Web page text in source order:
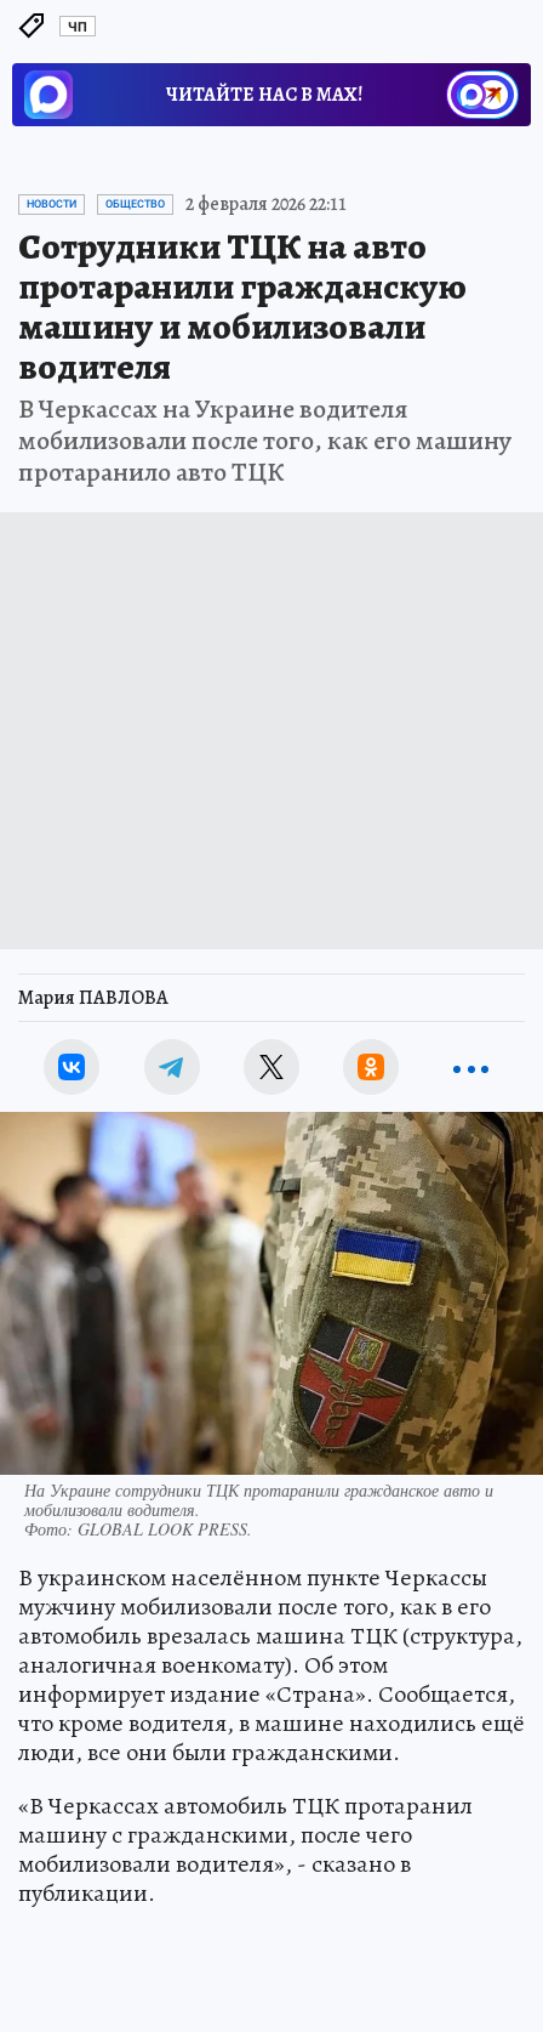
ЧП
ЧИТАЙТЕ НАС В МАХ!
НОВОСТИ ОБЩЕСТВО 2 февраля 2026 22:11
Сотрудники ТЦК на авто
протаранили гражданскую
машину и мобилизовали
водителя
В Черкассах на Украине водителя
мобилизовали после того, как его машину
протаранило авто ТЦК
Мария ПАВЛОВА
На Украине сотрудники ТЦК протаранили гражданское авто и
мобилизовали водителя.
Фото: GLOBAL LOOK PRESS.
В украинском населённом пункте Черкассы
мужчину мобилизовали после того, как в его
автомобиль врезалась машина ТЦК (структура,
аналогичная военкомату). Об этом
информирует издание «Страна». Сообщается,
что кроме водителя, в машине находились ещё
люди, все они были гражданскими.
«В Черкассах автомобиль ТЦК протаранил
машину с гражданскими, после чего
мобилизовали водителя», - сказано в
публикации.